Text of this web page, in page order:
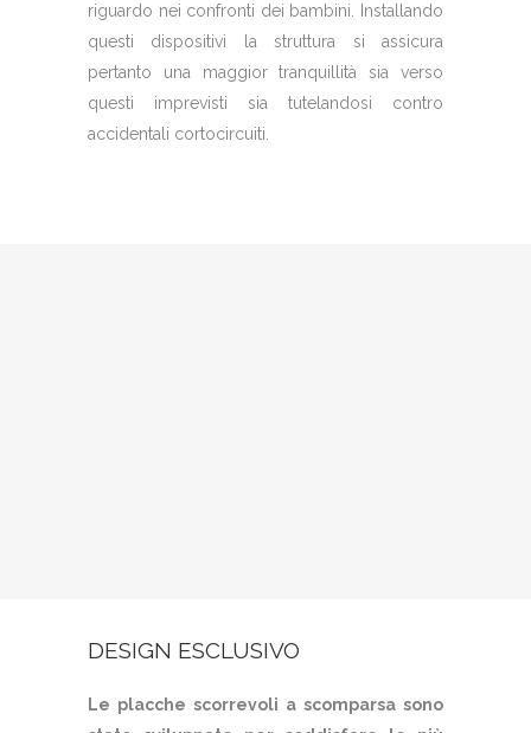
riguardo nei confronti dei bambini. Installando
questi dispositivi la struttura si assicura
pertanto una maggior tranquillità sia verso
questi imprevisti sia tutelandosi contro
accidentali cortocircuiti.
DESIGN ESCLUSIVO
Le placche scorrevoli a scomparsa sono